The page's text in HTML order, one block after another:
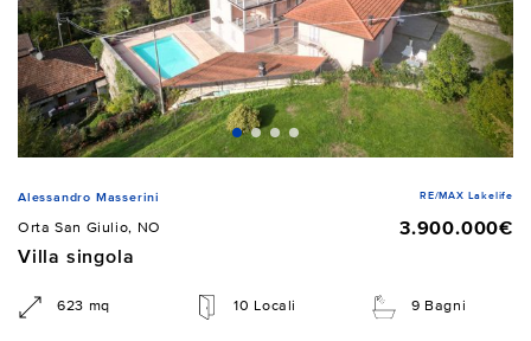
Alessandro Masserini RE/MAX Lakelife
Orta San Giulio, NO
3.900.000€
Villa singola
623 mq 10 Locali 9 Bagni